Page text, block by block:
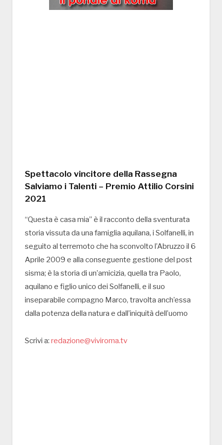
Spettacolo vincitore della Rassegna
Salviamo i Talenti – Premio Attilio Corsini
2021
“Questa è casa mia” è il racconto della sventurata
storia vissuta da una famiglia aquilana, i Solfanelli, in
seguito al terremoto che ha sconvolto l’Abruzzo il 6
Aprile 2009 e alla conseguente gestione del post
sisma; è la storia di un’amicizia, quella tra Paolo,
aquilano e figlio unico dei Solfanelli, e il suo
inseparabile compagno Marco, travolta anch’essa
dalla potenza della natura e dall’iniquità dell’uomo
Scrivi a: redazione@viviroma.tv